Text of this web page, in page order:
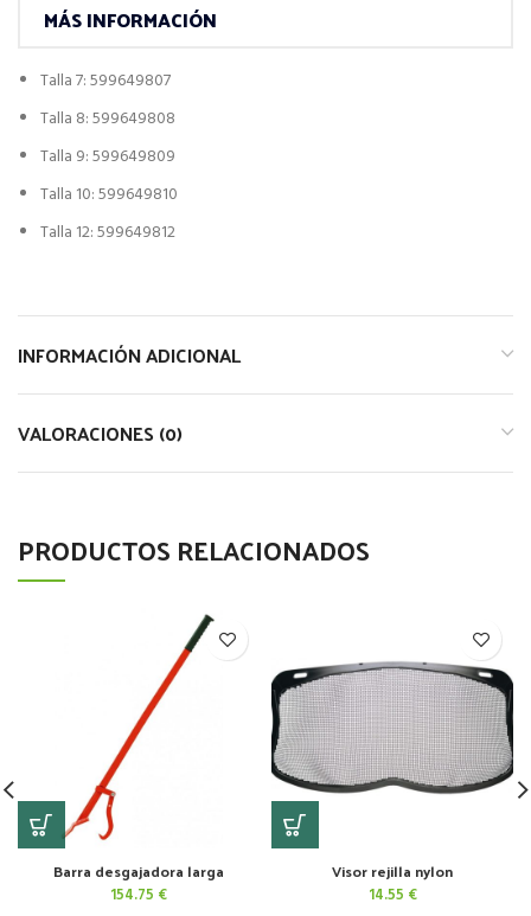
MÁS INFORMACIÓN
Talla 7: 599649807
Talla 8: 599649808
Talla 9: 599649809
Talla 10: 599649810
Talla 12: 599649812
INFORMACIÓN ADICIONAL
VALORACIONES (0)
PRODUCTOS RELACIONADOS
Barra desgajadora larga
154.75 €
Visor rejilla nylon
14.55 €